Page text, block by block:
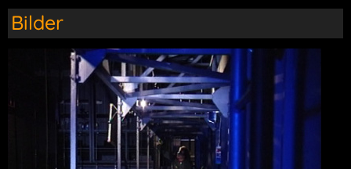
Bilder